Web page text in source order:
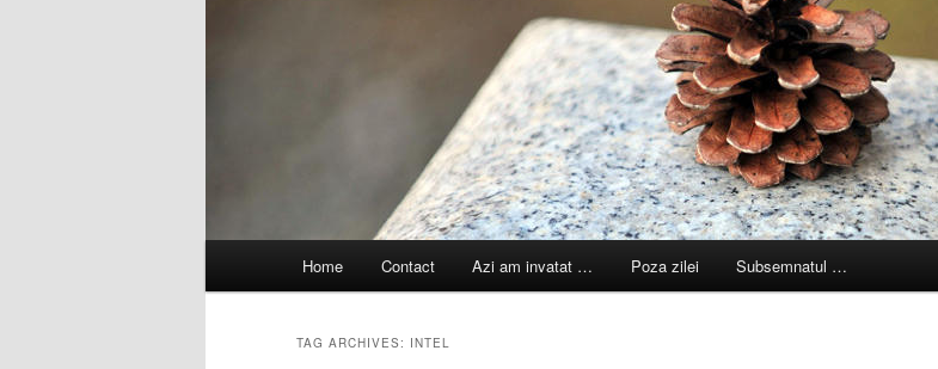
Home Contact Azi am invatat … Poza zilei Subsemnatul …
TAG ARCHIVES: INTEL